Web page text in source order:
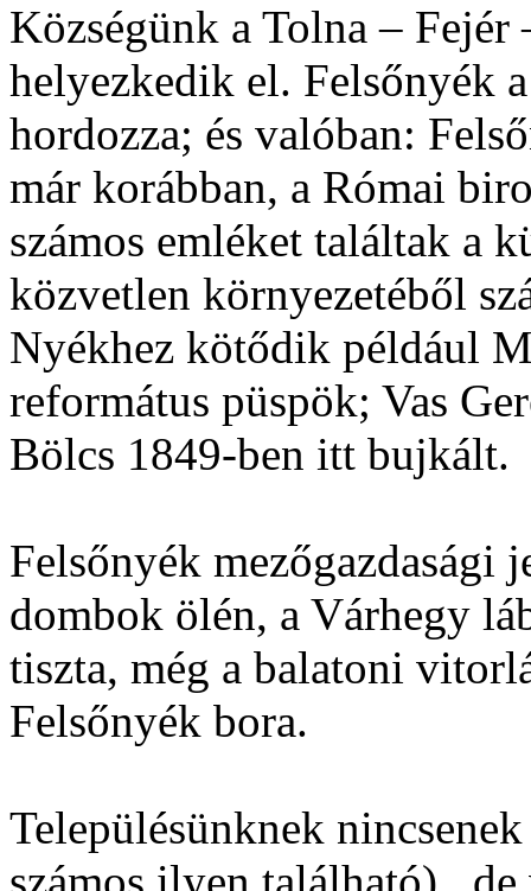
Községünk a Tolna – Fejér
helyezkedik el. Felsőnyék
hordozza; és valóban:
már korábban, a Római
számos emléket találtak a
közvetlen környezetéből
Nyékhez kötődik például
református püspök; Vas
Bölcs 1849-ben itt bujkált.
Felsőnyék mezőgazdasági
dombok ölén, a Várhegy
tiszta, még a balatoni
Felsőnyék bora.
Településünknek